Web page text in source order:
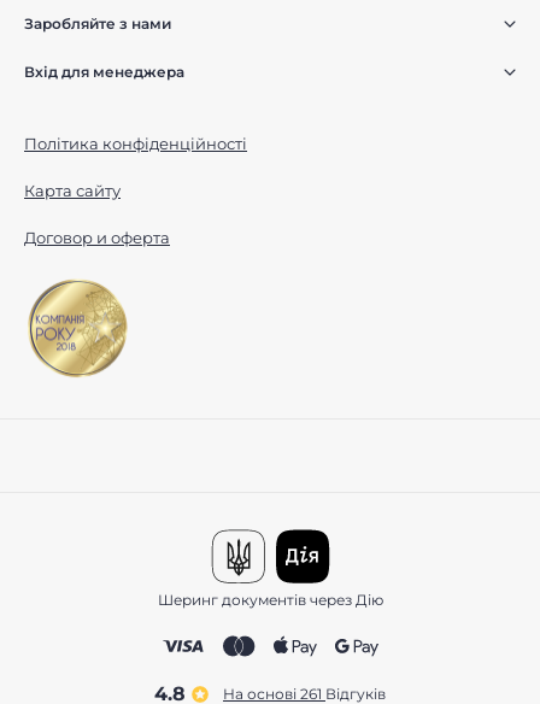
Заробляйте з нами
Вхід для менеджера
Політика конфіденційності
Карта сайту
Договор и оферта
Шеринг документів через Дію
4.8 На основі 261 відгуків